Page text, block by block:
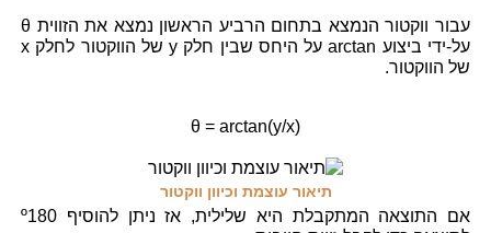
עבור ווקטור הנמצא בתחום הרביע הראשון נמצא את הזווית θ
על-ידי ביצוע arctan על היחס שבין חלק y של הווקטור לחלק x
של הווקטור.
θ = arctan(y/x)
תיאור עוצמת וכיוון ווקטור
אם התוצאה המתקבלת היא שלילית, אז ניתן להוסיף º180